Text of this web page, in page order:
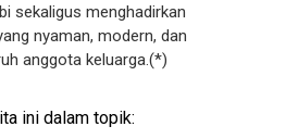
sekaligus menghadirkan
nyaman, modern, dan
anggota keluarga.(*)
ini dalam topik: